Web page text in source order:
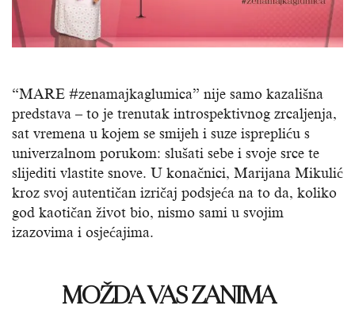
“MARE #zenamajkaglumica” nije samo kazališna
predstava – to je trenutak introspektivnog zrcaljenja,
sat vremena u kojem se smijeh i suze isprepliću s
univerzalnom porukom: slušati sebe i svoje srce te
slijediti vlastite snove. U konačnici, Marijana Mikulić
kroz svoj autentičan izričaj podsjeća na to da, koliko
god kaotičan život bio, nismo sami u svojim
izazovima i osjećajima.
MOŽDA VAS ZANIMA